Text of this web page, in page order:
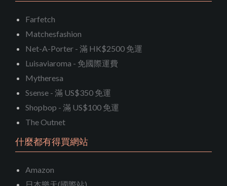
Farfetch
Matchesfashion
Net-A-Porter - 滿 HK$2500 免運
Luisaviaroma - 免國際運費
Mytheresa
Ssense - 滿 US$350 免運
Shopbop - 滿 US$100 免運
The Outnet
什麼都有得買網站
Amazon